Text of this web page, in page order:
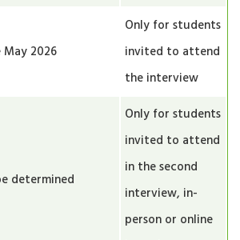
May 2026
Only for students
invited to attend
the interview
determined
Only for students
invited to attend
in the second
interview, in-
person or online